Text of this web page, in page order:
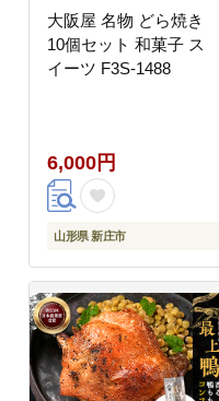
大阪屋 名物 どら焼き
10個セット 和菓子 ス
イーツ F3S-1488
6,000円
山形県 新庄市